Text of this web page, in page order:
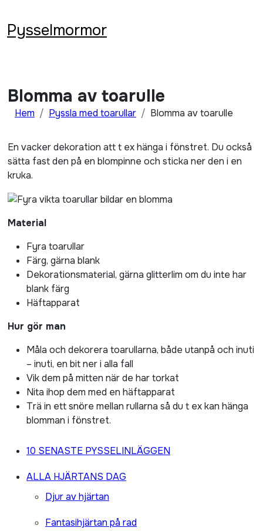
innehåll
Pysselmormor
Blomma av toarulle
Hem Pyssla med toarullar Blomma av toarulle
En vacker dekoration att t ex hänga i fönstret. Du också
sätta fast den på en blompinne och sticka ner den i en
kruka.
Material
Fyra toarullar
Färg, gärna blank
Dekorationsmaterial, gärna glitterlim om du inte har
blank färg
Häftapparat
Hur gör man
Måla och dekorera toarullarna, både utanpå och inuti
– inuti, en bit ner i alla fall
Vik dem på mitten när de har torkat
Nita ihop dem med en häftapparat
Trä in ett snöre mellan rullarna så du t ex kan hänga
blomman i fönstret.
10 SENASTE PYSSELINLÄGGEN
ALLA HJÄRTANS DAG
Djur av hjärtan
Fantasihjärtan på rad